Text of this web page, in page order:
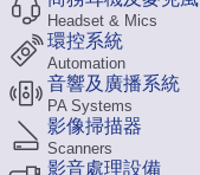
Headset & Mics
環控系統
Automation
音響及廣播系統
PA Systems
影像掃描器
Scanners
影音處理設備